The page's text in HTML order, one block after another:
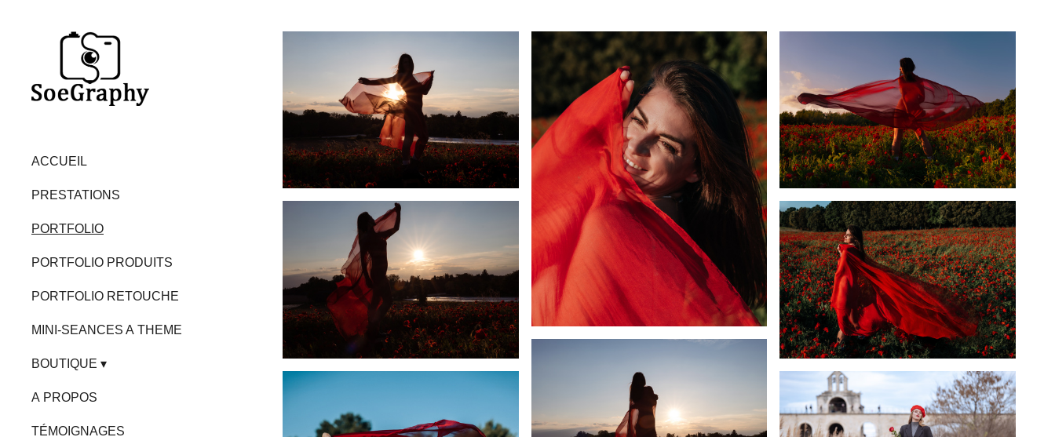
ACCUEIL
PRESTATIONS
PORTFOLIO
PORTFOLIO PRODUITS
PORTFOLIO RETOUCHE
MINI-SEANCES A THEME
BOUTIQUE
A PROPOS
TÉMOIGNAGES